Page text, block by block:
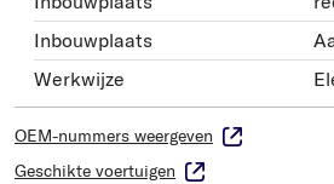
Inbouwplaats
Werkwijze
OEM-nummers weergeven
Geschikte voertuigen